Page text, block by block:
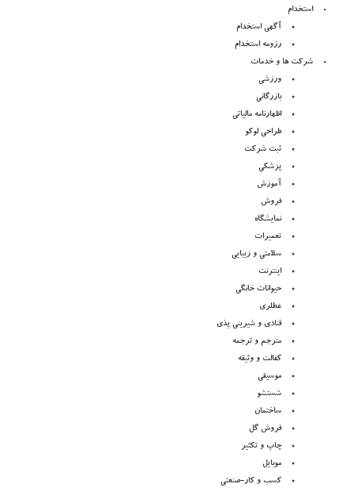
استخدام
آگهی استخدام
رزومه استخدام
شرکت ها و خدمات
ورزشی
بازرگانی
اظهارنامه مالیاتی
طراحی لوکو
ثبت شرکت
پزشکی
آموزش
فروش
نمایشگاه
تعمیرات
سلامتی و زیبایی
اینترنت
حیوانات خانگی
عطلری
قنادی و شیرینی پذی
مترجم و ترجمه
کفالت و وثیقه
موسیقی
شستشو
ساختمان
فروش گل
چاپ و تکثیر
موبایل
کسب و کار-صنعتی